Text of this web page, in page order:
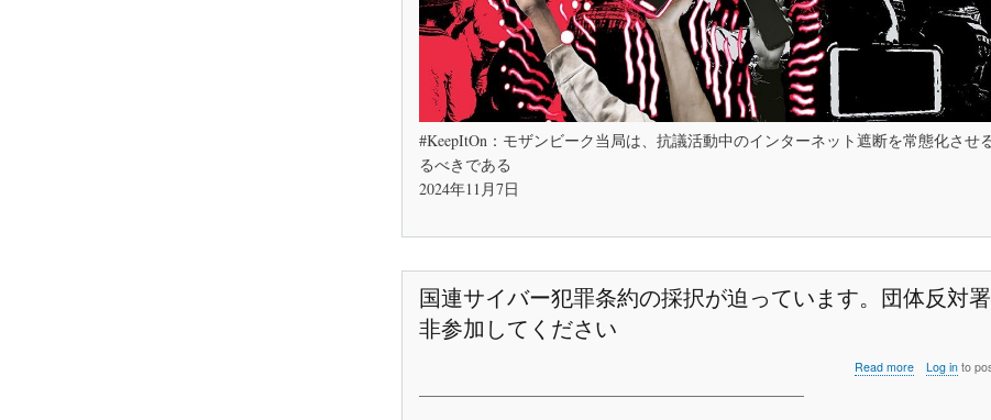
中
の
ー
ネ
を
態
化
さ
の
#KeepItOn：モザンビーク当局は、抗議活動中のインターネット遮断を常態化させ
るべきである
2024年11月7日
国連サイバー犯罪条約の採択が迫っています。団体反対
非参加してください
Read more about
Log in to